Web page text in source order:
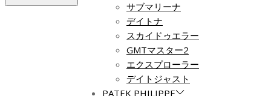
サブマリーナ
デイトナ
スカイドゥエラー
GMTマスター2
エクスプローラー
デイトジャスト
PATEK PHILIPPE